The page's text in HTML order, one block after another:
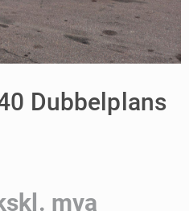
Dubbelplans
mva